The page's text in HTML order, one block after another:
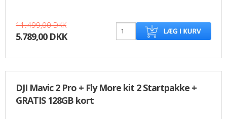
11.499,00 DKK
5.789,00 DKK
DJI Mavic 2 Pro + Fly More kit 2 Startpakke +
GRATIS 128GB kort